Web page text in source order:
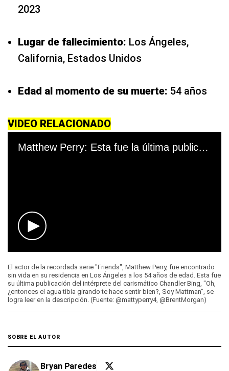
2023
Lugar de fallecimiento: Los Ángeles,
California, Estados Unidos
Edad al momento de su muerte: 54 años
VIDEO RELACIONADO
seconds
of
0
seconds
Cargando anuncio
El actor de la recordada serie "Friends", Matthew Perry, fue encontrado
sin vida en su residencia en Los Ángeles a los 54 años de edad. Esta fue
su última publicación del intérprete del carismático Chandler Bing, "Oh,
¿entonces el agua tibia girando te hace sentir bien?, Soy Mattman", se
logra leer en la descripción. (Fuente: @mattyperry4, @BrentMorgan)
SOBRE EL AUTOR
Bryan Paredes